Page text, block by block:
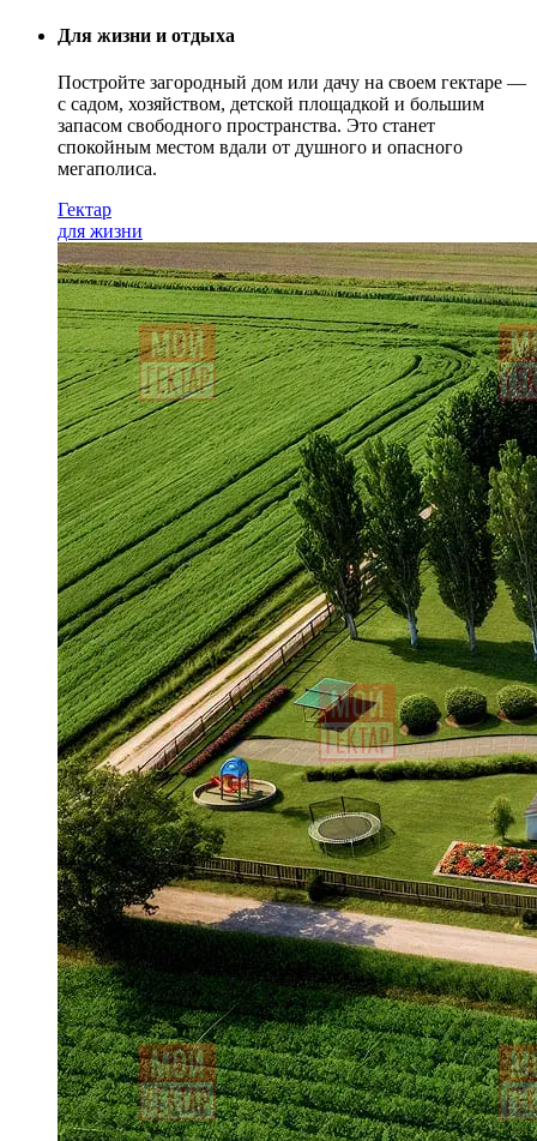
Для жизни и отдыха
Постройте загородный дом или дачу на своем гектаре —
с садом, хозяйством, детской площадкой и большим
запасом свободного пространства. Это станет
спокойным местом вдали от душного и опасного
мегаполиса.
Гектар
для жизни